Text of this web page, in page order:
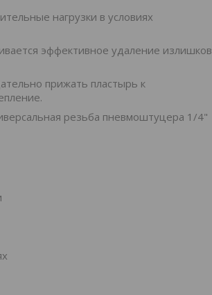
нагрузки в условиях
эффективное удаление излишков
прижать пластырь к
резьба пневмоштуцера 1/4"